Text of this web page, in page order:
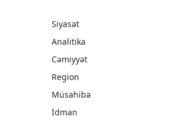
Siyasət
Analitika
Cəmiyyət
Region
Müsahibə
İdman